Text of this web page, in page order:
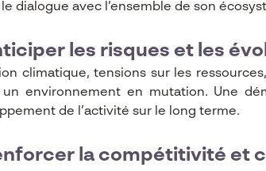
dialogue avec l’ensemble de son
les risques et les
climatique, tensions sur les
environnement en mutation. Une
de l’activité sur le long terme.
la compétitivité et